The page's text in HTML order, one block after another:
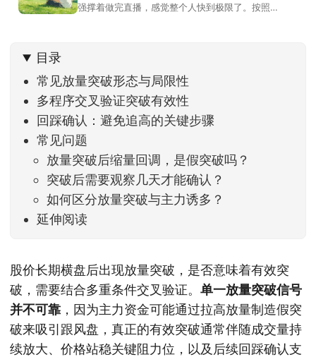
强撑着做完直播，感觉整个人快到极限了。按照平
问的，可以给他点个赞。晚些时候，我会按点赞数
量挑选5个比较
目录
常见放量突破形态与局限性
多程序交叉验证突破有效性
回踩确认：避免追高的关键步骤
常见问题
放量突破后缩量回调，是假突破吗？
突破后需要观察几天才能确认？
如何区分放量突破与主力诱多？
延伸阅读
股价长期横盘后出现放量突破，是否意味着有效突
破，需要结合多重条件交叉验证。 单一放量突破信号
并不可靠 ，因为主力资金可能通过拉高放量制造假突
破来吸引跟风盘，真正的有效突破通常伴随成交量持
续放大、价格站稳关键阻力位，以及后续回踩确认支